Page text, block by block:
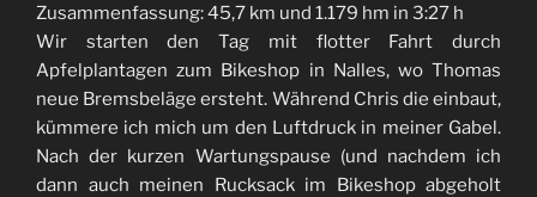
Zusammenfassung: 45,7 km und 1.179 hm in 3:27 h
Wir starten den Tag mit flotter Fahrt durch
Apfelplantagen zum Bikeshop in Nalles, wo Thomas
neue Bremsbeläge ersteht. Während Chris die einbaut,
kümmere ich mich um den Luftdruck in meiner Gabel.
Nach der kurzen Wartungspause (und nachdem ich
dann auch meinen Rucksack im Bikeshop abgeholt